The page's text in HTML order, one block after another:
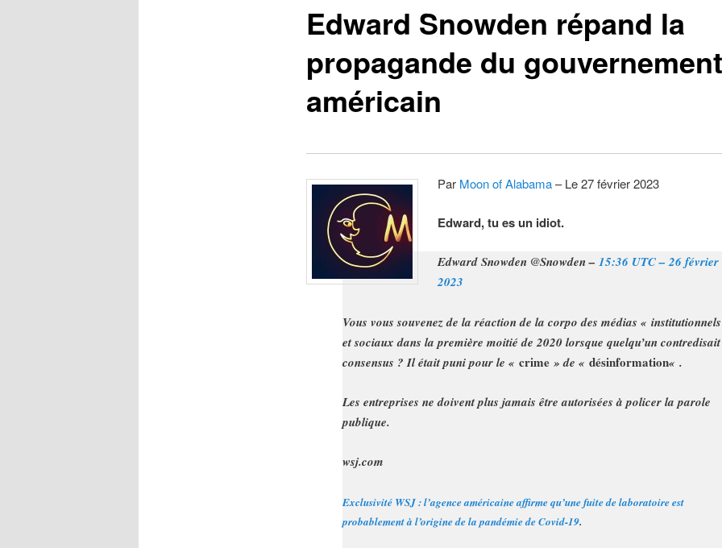
Edward Snowden répand la
propagande du gouvernement
américain
Par Moon of Alabama– Le 27 février 2023
Edward, tu es un idiot.
Edward Snowden @Snowden –15:36 UTC – 26 février
2023
Vous vous souvenez de la réaction de la corpo des médias «
et sociaux dans la première moitié de 2020 lorsque quelqu’un
consensus ? Il était puni pour le « crime» de « désinformation« .
Les entreprises ne doivent plus jamais être autorisées à policer la parole
publique.
wsj.com
Exclusivité WSJ : l’agence américaine affirme qu’une fuite de laboratoire est
probablement à l’origine de la pandémie de Covid-19.